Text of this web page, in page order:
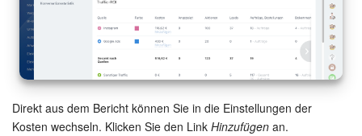
Direkt aus dem Bericht können Sie in die Einstellungen der
Kosten wechseln. Klicken Sie den Link Hinzufügen an.